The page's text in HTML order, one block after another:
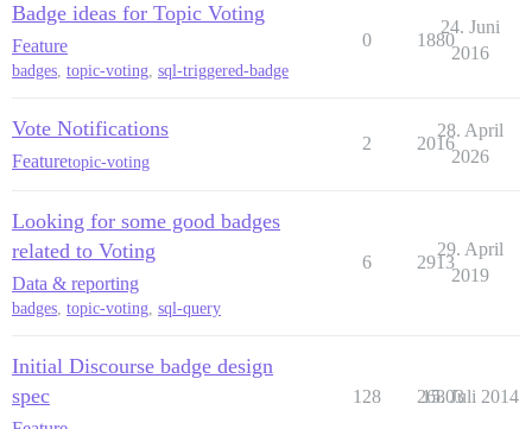
Badge ideas for Topic Voting
Feature
badges, topic-voting, sql-triggered-badge
0 1880
24. Juni
2016
Vote Notifications
Featuretopic-voting
2 2016
28. April
2026
Looking for some good badges
related to Voting
Data & reporting
badges, topic-voting, sql-query
6 2913
29. April
2019
Initial Discourse badge design
spec
128 26803
15. Juli 2014